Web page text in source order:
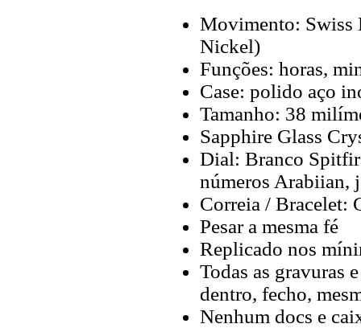
Movimento: Swiss
Nickel)
Funções: horas,
Case: polido aço
Tamanho: 38
Sapphire Glass
Dial: Branco
números Arabiian,
Correia / Bracelet:
Pesar a mesma fé
Replicado nos
Todas as gravuras
dentro, fecho,
Nenhum docs e